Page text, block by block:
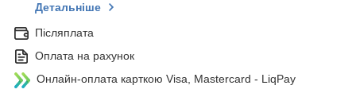
Детальніше
Післяплата
Оплата на рахунок
Онлайн-оплата карткою Visa, Mastercard - LiqPay